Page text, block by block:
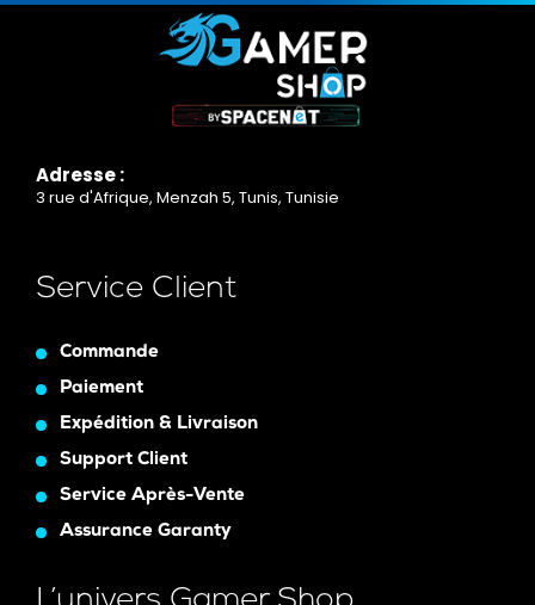
Adresse :
3 rue d'Afrique, Menzah 5, Tunis, Tunisie
Service Client
Commande
Paiement
Expédition & Livraison
Support Client
Service Après-Vente
Assurance Garanty